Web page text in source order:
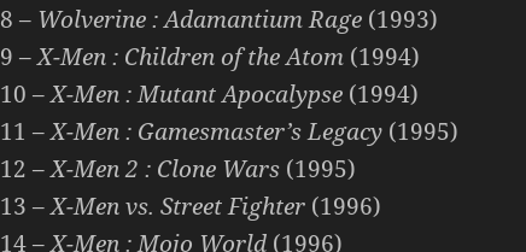
8 – Wolverine : Adamantium Rage (1993)
9 –X-Men : Children of the Atom (1994)
10 –X-Men : Mutant Apocalypse (1994)
11 –X-Men : Gamesmaster’s Legacy (1995)
12 –X-Men 2 : Clone Wars (1995)
13 –X-Men vs. Street Fighter (1996)
14 –X-Men : Mojo World (1996)